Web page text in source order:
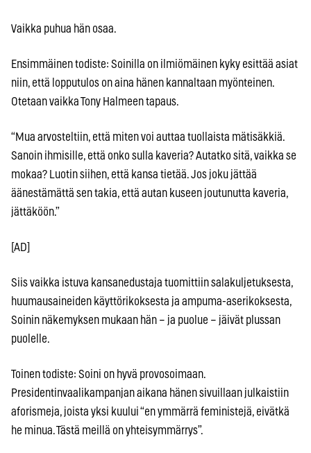
Vaikka puhua hän osaa.
Ensimmäinen todiste: Soinilla on ilmiömäinen kyky esittää asiat
niin, että lopputulos on aina hänen kannaltaan myönteinen.
Otetaan vaikka Tony Halmeen tapaus.
“Mua arvosteltiin, että miten voi auttaa tuollaista mätisäkkiä.
Sanoin ihmisille, että onko sulla kaveria? Autatko sitä, vaikka se
mokaa? Luotin siihen, että kansa tietää. Jos joku jättää
äänestämättä sen takia, että autan kuseen joutunutta kaveria,
jättäköön.”
[AD]
Siis vaikka istuva kansanedustaja tuomittiin salakuljetuksesta,
huumausaineiden käyttörikoksesta ja ampuma-aserikoksesta,
Soinin näkemyksen mukaan hän – ja puolue – jäivät plussan
puolelle.
Toinen todiste: Soini on hyvä provosoimaan.
Presidentinvaalikampanjan aikana hänen sivuillaan julkaistiin
aforismeja, joista yksi kuului “en ymmärrä feministejä, eivätkä
he minua. Tästä meillä on yhteisymmärrys”.